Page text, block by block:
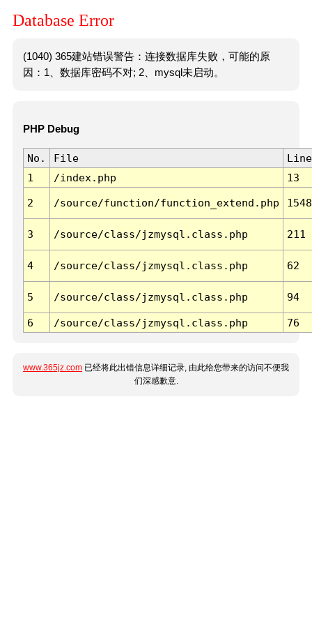
Database Error
(1040) 365建站错误警告：连接数据库失败，可能的原
因：1、数据库密码不对; 2、mysql未启动。
PHP Debug
No. File
Line
1
/index.php 13
2 /source/function/function_extend.php 1548
3 /source/class/jzmysql.class.php 211
4 /source/class/jzmysql.class.php 62
5 /source/class/jzmysql.class.php 94
6 /source/class/jzmysql.class.php 76
www.365jz.com 已经将此出错信息详细记录, 由此给您带来的访问不便我
们深感歉意.